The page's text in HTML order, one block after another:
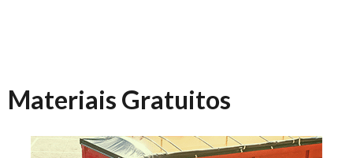
Materiais Gratuitos